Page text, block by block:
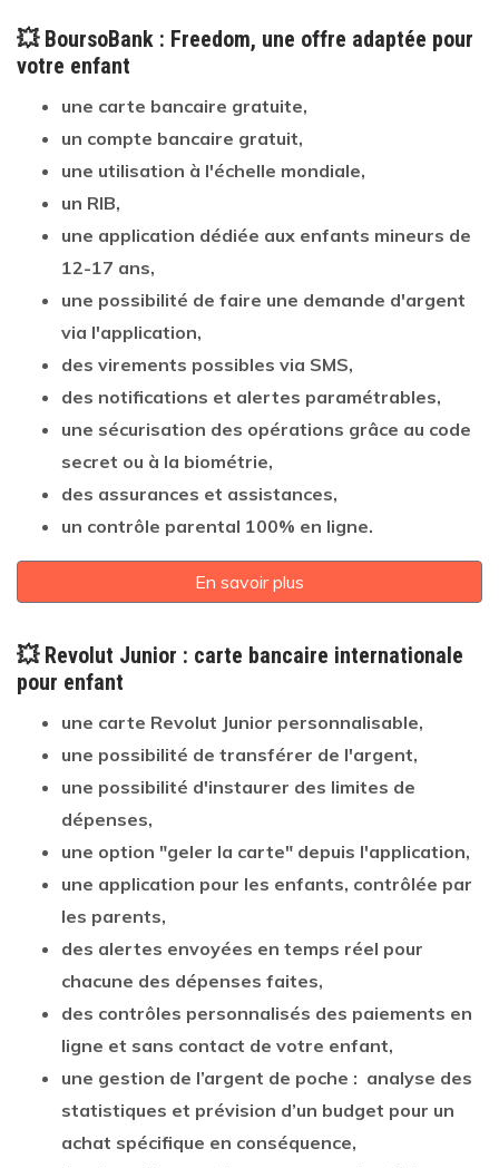
💥 BoursoBank : Freedom, une offre adaptée pour
votre enfant
une carte bancaire gratuite,
un compte bancaire gratuit,
une utilisation à l'échelle mondiale,
un RIB,
une application dédiée aux enfants mineurs de
12-17 ans,
une possibilité de faire une demande d'argent
via l'application,
des virements possibles via SMS,
des notifications et alertes paramétrables,
une sécurisation des opérations grâce au code
secret ou à la biométrie,
des assurances et assistances,
un contrôle parental 100% en ligne.
En savoir plus
💥 Revolut Junior : carte bancaire internationale
pour enfant
une carte Revolut Junior personnalisable,
une possibilité de transférer de l'argent,
une possibilité d'instaurer des limites de
dépenses,
une option "geler la carte" depuis l'application,
une application pour les enfants, contrôlée par
les parents,
des alertes envoyées en temps réel pour
chacune des dépenses faites,
des contrôles personnalisés des paiements en
ligne et sans contact de votre enfant,
une gestion de l’argent de poche : analyse des
statistiques et prévision d’un budget pour un
achat spécifique en conséquence,